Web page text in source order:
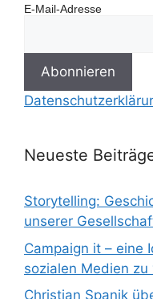
E-Mail-Adresse
Neueste
Storytelling:
unserer
Campaign it – eine
sozialen Medien zu
Christian Spanik